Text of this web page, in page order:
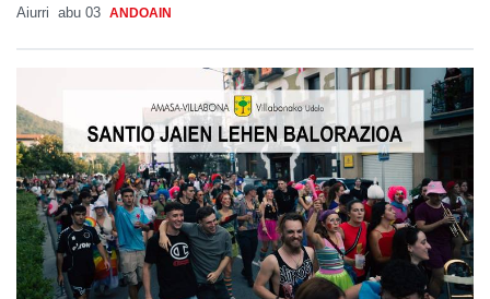
Aiurri abu 03 ANDOAIN